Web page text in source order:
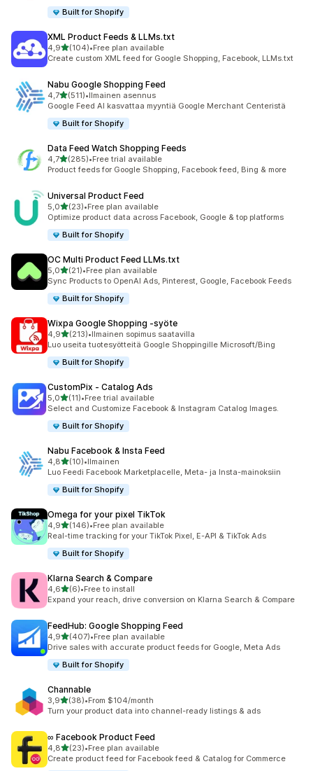
Built for Shopify
XML Product Feeds & LLMs.txt
4,9/ 5 tähteä
(104)
104 arvostelua yhteensä
•Free plan available
Create custom XML feed for Google Shopping, Facebook, LLMs.txt
Nabu Google Shopping Feed
4,7/ 5 tähteä
(511)
511 arvostelua yhteensä
•Ilmainen asennus
Google Feed AI kasvattaa myyntiä Google Merchant Centeristä
Built for Shopify
Data Feed Watch Shopping Feeds
4,7/ 5 tähteä
(285)
285 arvostelua yhteensä
•Free trial available
Product feeds for Google Shopping, Facebook feed, Bing & more
Universal Product Feed
5,0/ 5 tähteä
(23)
23 arvostelua yhteensä
•Free plan available
Optimize product data across Facebook, Google & top platforms
Built for Shopify
OC Multi Product Feed LLMs.txt
5,0/ 5 tähteä
(21)
21 arvostelua yhteensä
•Free plan available
Sync Products to OpenAI Ads, Pinterest, Google, Facebook Feeds
Built for Shopify
Wixpa Google Shopping ‑syöte
4,9/ 5 tähteä
(213)
213 arvostelua yhteensä
•Ilmainen sopimus saatavilla
Luo useita tuotesyötteitä Google Shoppingille Microsoft/Bing
Built for Shopify
CustomPix ‑ Catalog Ads
5,0/ 5 tähteä
(11)
11 arvostelua yhteensä
•Free trial available
Select and Customize Facebook & Instagram Catalog Images.
Built for Shopify
Nabu Facebook & Insta Feed
4,8/ 5 tähteä
(10)
10 arvostelua yhteensä
•Ilmainen
Luo Feedi Facebook Marketplacelle, Meta- ja Insta-mainoksiin
Built for Shopify
Omega for your pixel TikTok
4,9/ 5 tähteä
(146)
146 arvostelua yhteensä
•Free plan available
Real-time tracking for your TikTok Pixel, E-API & TikTok Ads
Built for Shopify
Klarna Search & Compare
4,6/ 5 tähteä
(6)
6 arvostelua yhteensä
•Free to install
Expand your reach, drive conversion on Klarna Search & Compare
FeedHub: Google Shopping Feed
4,9/ 5 tähteä
(407)
407 arvostelua yhteensä
•Free plan available
Drive sales with accurate product feeds for Google, Meta Ads
Built for Shopify
Channable
3,9/ 5 tähteä
(38)
38 arvostelua yhteensä
•From $104/month
Turn your product data into channel-ready listings & ads
∞ Facebook Product Feed
4,8/ 5 tähteä
(23)
23 arvostelua yhteensä
•Free plan available
Create product feed for Facebook feed & Catalog for Commerce